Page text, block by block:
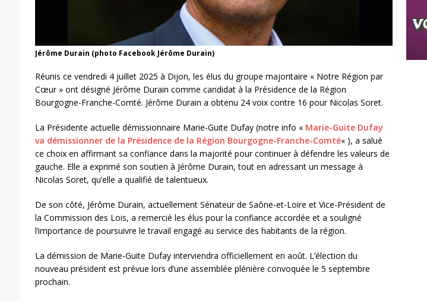
Jérôme Durain (photo Facebook Jérôme Durain)
Réunis ce vendredi 4 juillet 2025 à Dijon, les élus du groupe majoritaire « Notre Région par
Cœur » ont désigné Jérôme Durain comme candidat à la Présidence de la Région
Bourgogne-Franche-Comté. Jérôme Durain a obtenu 24 voix contre 16 pour Nicolas Soret.
La Présidente actuelle démissionnaire Marie-Guite Dufay (notre info « Marie-Guite Dufay
va démissionner de la Présidence de la Région Bourgogne-Franche-Comté« ), a salué
ce choix en affirmant sa confiance dans la majorité pour continuer à défendre les valeurs de
gauche. Elle a exprimé son soutien à Jérôme Durain, tout en adressant un message à
Nicolas Soret, qu’elle a qualifié de talentueux.
De son côté, Jérôme Durain, actuellement Sénateur de Saône-et-Loire et Vice-Président de
la Commission des Lois, a remercié les élus pour la confiance accordée et a souligné
l’importance de poursuivre le travail engagé au service des habitants de la région.
La démission de Marie-Guite Dufay interviendra officiellement en août. L’élection du
nouveau président est prévue lors d’une assemblée plénière convoquée le 5 septembre
prochain.